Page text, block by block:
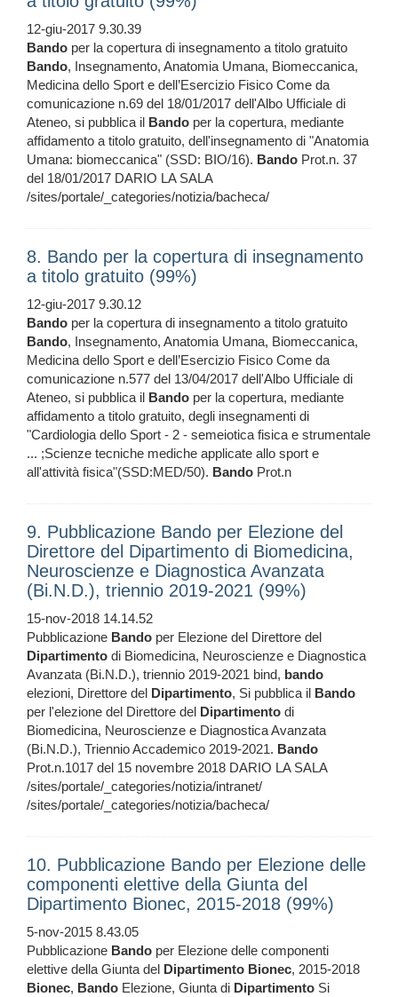
12-giu-2017 9.30.39
Bando per la copertura di insegnamento a titolo gratuito
Bando, Insegnamento, Anatomia Umana, Biomeccanica,
Medicina dello Sport e dell’Esercizio Fisico Come da
comunicazione n.69 del 18/01/2017 dell'Albo Ufficiale di
Ateneo, si pubblica il Bando per la copertura, mediante
affidamento a titolo gratuito, dell'insegnamento di "Anatomia
Umana: biomeccanica" (SSD: BIO/16). Bando Prot.n. 37
del 18/01/2017 DARIO LA SALA
/sites/portale/_categories/notizia/bacheca/
8. Bando per la copertura di insegnamento
a titolo gratuito (99%)
12-giu-2017 9.30.12
Bando per la copertura di insegnamento a titolo gratuito
Bando, Insegnamento, Anatomia Umana, Biomeccanica,
Medicina dello Sport e dell’Esercizio Fisico Come da
comunicazione n.577 del 13/04/2017 dell'Albo Ufficiale di
Ateneo, si pubblica il Bando per la copertura, mediante
affidamento a titolo gratuito, degli insegnamenti di
"Cardiologia dello Sport - 2 - semeiotica fisica e strumentale
... ;Scienze tecniche mediche applicate allo sport e
all'attività fisica"(SSD:MED/50). Bando Prot.n
9. Pubblicazione Bando per Elezione del
Direttore del Dipartimento di Biomedicina,
Neuroscienze e Diagnostica Avanzata
(Bi.N.D.), triennio 2019-2021 (99%)
15-nov-2018 14.14.52
Pubblicazione Bando per Elezione del Direttore del
Dipartimento di Biomedicina, Neuroscienze e Diagnostica
Avanzata (Bi.N.D.), triennio 2019-2021 bind, bando
elezioni, Direttore del Dipartimento, Si pubblica il Bando
per l'elezione del Direttore del Dipartimento di
Biomedicina, Neuroscienze e Diagnostica Avanzata
(Bi.N.D.), Triennio Accademico 2019-2021. Bando
Prot.n.1017 del 15 novembre 2018 DARIO LA SALA
/sites/portale/_categories/notizia/intranet/
/sites/portale/_categories/notizia/bacheca/
10. Pubblicazione Bando per Elezione delle
componenti elettive della Giunta del
Dipartimento Bionec, 2015-2018 (99%)
5-nov-2015 8.43.05
Pubblicazione Bando per Elezione delle componenti
elettive della Giunta del Dipartimento Bionec, 2015-2018
Bionec, Bando Elezione, Giunta di Dipartimento Si